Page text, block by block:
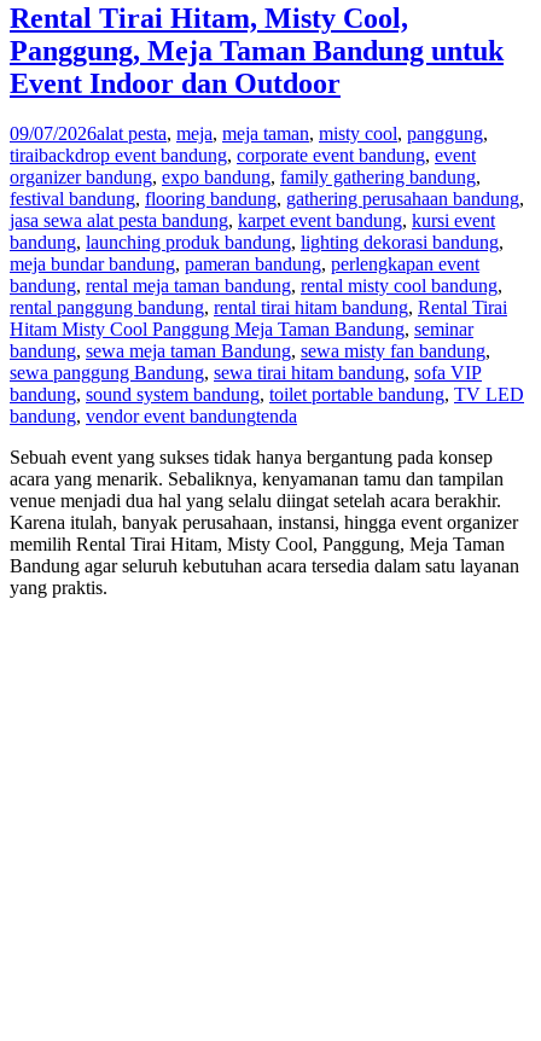
Rental Tirai Hitam, Misty Cool,
Panggung, Meja Taman Bandung untuk
Event Indoor dan Outdoor
09/07/2026alat pesta, meja, meja taman, misty cool, panggung,
tiraibackdrop event bandung, corporate event bandung, event
organizer bandung, expo bandung, family gathering bandung,
festival bandung, flooring bandung, gathering perusahaan bandung,
jasa sewa alat pesta bandung, karpet event bandung, kursi event
bandung, launching produk bandung, lighting dekorasi bandung,
meja bundar bandung, pameran bandung, perlengkapan event
bandung, rental meja taman bandung, rental misty cool bandung,
rental panggung bandung, rental tirai hitam bandung, Rental Tirai
Hitam Misty Cool Panggung Meja Taman Bandung, seminar
bandung, sewa meja taman Bandung, sewa misty fan bandung,
sewa panggung Bandung, sewa tirai hitam bandung, sofa VIP
bandung, sound system bandung, toilet portable bandung, TV LED
bandung, vendor event bandungtenda
Sebuah event yang sukses tidak hanya bergantung pada konsep
acara yang menarik. Sebaliknya, kenyamanan tamu dan tampilan
venue menjadi dua hal yang selalu diingat setelah acara berakhir.
Karena itulah, banyak perusahaan, instansi, hingga event organizer
memilih Rental Tirai Hitam, Misty Cool, Panggung, Meja Taman
Bandung agar seluruh kebutuhan acara tersedia dalam satu layanan
yang praktis.